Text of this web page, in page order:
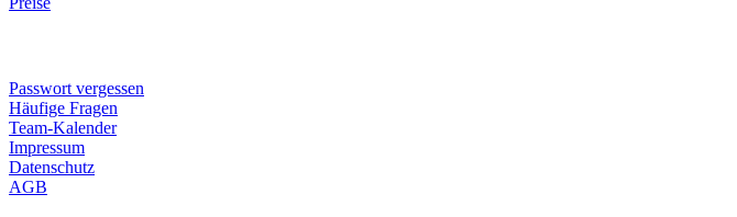
Passwort vergessen
Häufige Fragen
Team-Kalender
Impressum
Datenschutz
AGB